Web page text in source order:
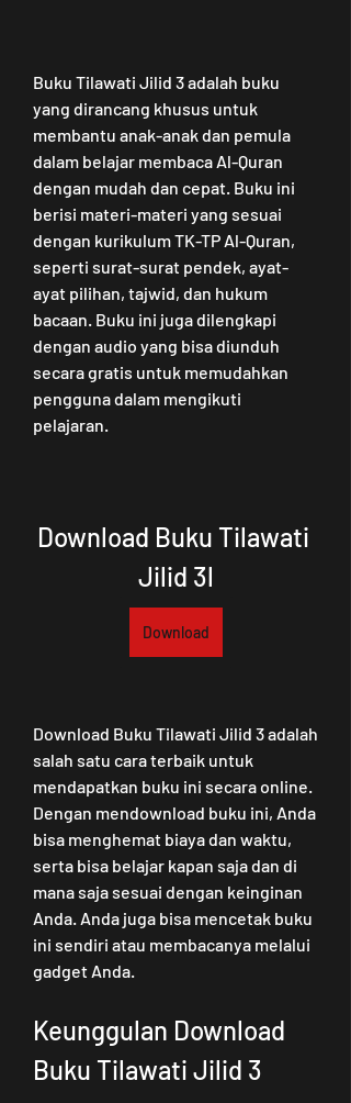
Buku Tilawati Jilid 3 adalah buku
yang dirancang khusus untuk
membantu anak-anak dan pemula
dalam belajar membaca Al-Quran
dengan mudah dan cepat. Buku ini
berisi materi-materi yang sesuai
dengan kurikulum TK-TP Al-Quran,
seperti surat-surat pendek, ayat-
ayat pilihan, tajwid, dan hukum
bacaan. Buku ini juga dilengkapi
dengan audio yang bisa diunduh
secara gratis untuk memudahkan
pengguna dalam mengikuti
pelajaran.
Download Buku Tilawati
Jilid 3l
Download
Download Buku Tilawati Jilid 3 adalah
salah satu cara terbaik untuk
mendapatkan buku ini secara online.
Dengan mendownload buku ini, Anda
bisa menghemat biaya dan waktu,
serta bisa belajar kapan saja dan di
mana saja sesuai dengan keinginan
Anda. Anda juga bisa mencetak buku
ini sendiri atau membacanya melalui
gadget Anda.
Keunggulan Download
Buku Tilawati Jilid 3